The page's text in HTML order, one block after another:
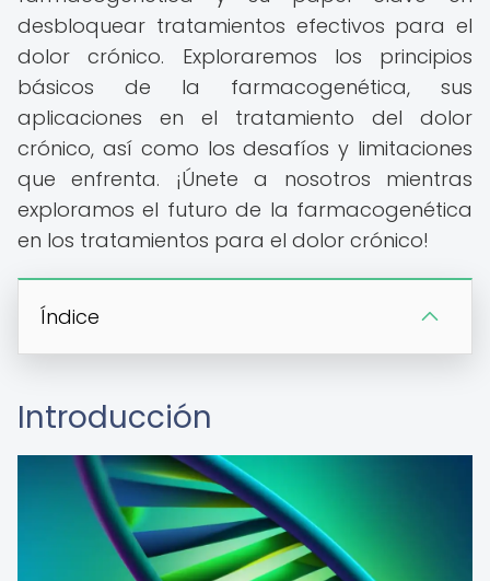
desbloquear tratamientos efectivos para el
dolor crónico. Exploraremos los principios
básicos de la farmacogenética, sus
aplicaciones en el tratamiento del dolor
crónico, así como los desafíos y limitaciones
que enfrenta. ¡Únete a nosotros mientras
exploramos el futuro de la farmacogenética
en los tratamientos para el dolor crónico!
Índice
Introducción